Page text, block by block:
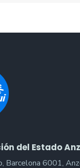
del Estado
Barcelona 6001,